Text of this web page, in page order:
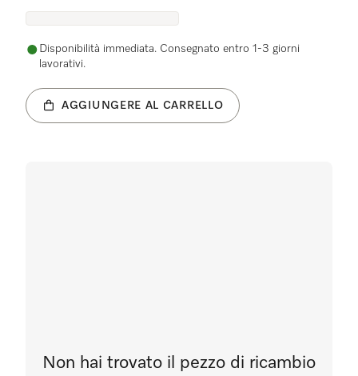
Disponibilità immediata. Consegnato entro 1-3 giorni
lavorativi.
AGGIUNGERE AL CARRELLO
Non hai trovato il pezzo di ricambio